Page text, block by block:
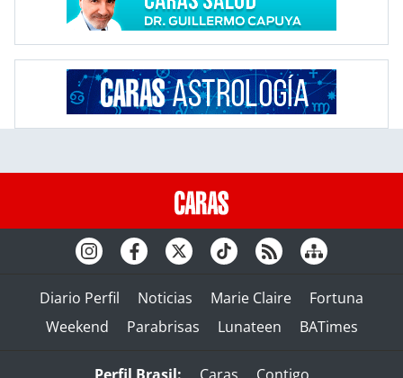
Diario Perfil Noticias Marie Claire
Fortuna
Weekend
Parabrisas Lunateen BATimes